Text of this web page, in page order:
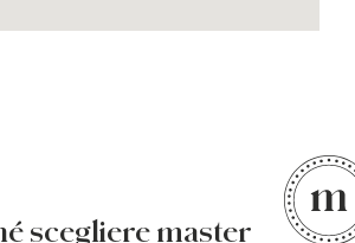
scegliere master